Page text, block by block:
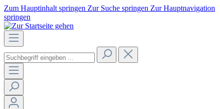
Zum Hauptinhalt springen Zur Suche springen Zur Hauptnavigation
springen